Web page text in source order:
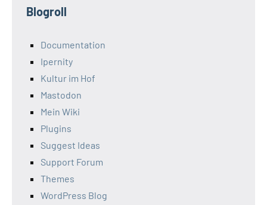
Blogroll
Documentation
Ipernity
Kultur im Hof
Mastodon
Mein Wiki
Plugins
Suggest Ideas
Support Forum
Themes
WordPress Blog